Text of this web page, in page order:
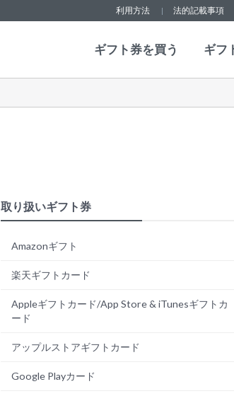
利用方法 法的記載事項
ギフト券を買う ギフ
取り扱いギフト券
Amazonギフト
楽天ギフトカード
Appleギフトカード/App Store & iTunesギフトカ
ード
アップルストアギフトカード
Google Playカード